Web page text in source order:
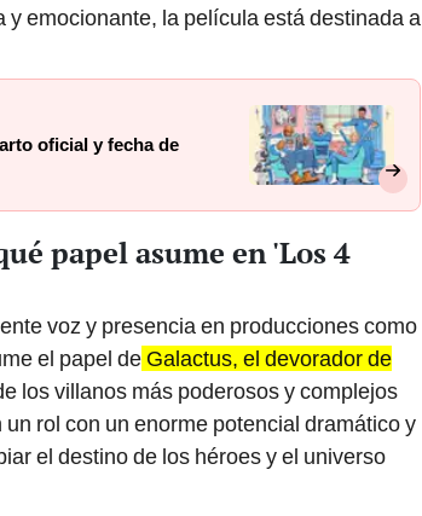
emocionante, la película está destinada a
oficial y fecha de
papel asume en 'Los 4
voz y presencia en producciones como
el papel de Galactus, el devorador de
los villanos más poderosos y complejos
rol con un enorme potencial dramático y
el destino de los héroes y el universo